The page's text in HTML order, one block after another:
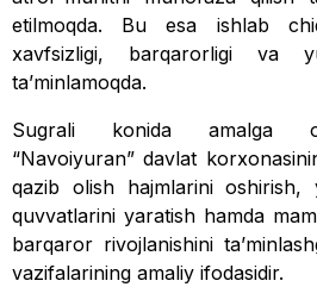
etilmoqda. Bu esa ishlab
xavfsizligi, barqarorligi va
ta’minlamoqda.
Sugrali konida amalga
“Navoiyuran” davlat
qazib olish hajmlarini oshirish,
quvvatlarini yaratish hamda
barqaror rivojlanishini
vazifalarining amaliy ifodasidir.